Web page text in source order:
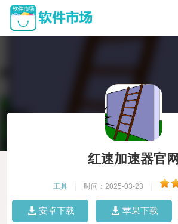
红速加速器官网
工具 时间：2025-03-23
安卓下载 苹果下载